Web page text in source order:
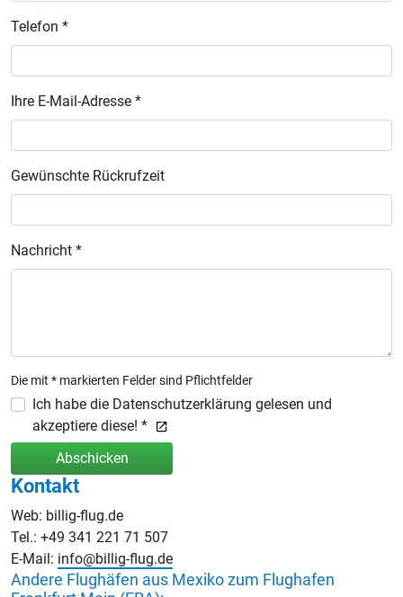
Telefon *
Ihre E-Mail-Adresse *
Gewünschte Rückrufzeit
Nachricht *
Die mit * markierten Felder sind Pflichtfelder
Ich habe die Datenschutzerklärung gelesen und
akzeptiere diese! *
Abschicken
Kontakt
Web: billig-flug.de
Tel.: +49 341 221 71 507
E-Mail: info@billig-flug.de
Andere Flughäfen aus Mexiko zum Flughafen